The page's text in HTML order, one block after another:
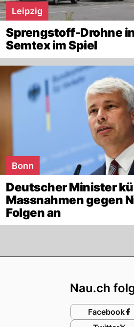
Leipzig
Sprengstoff-Drohne
Semtex im Spiel
Bonn
Deutscher Minister
Massnahmen gegen
Folgen an
Nau.ch
Facebook